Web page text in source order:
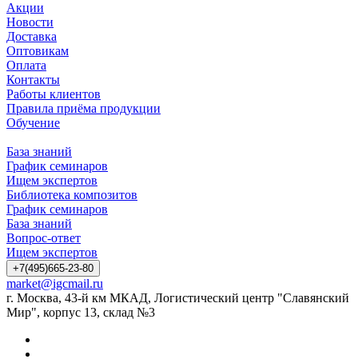
Акции
Новости
Доставка
Оптовикам
Оплата
Контакты
Работы клиентов
Правила приёма продукции
Обучение
База знаний
График семинаров
Ищем экспертов
Библиотека композитов
График семинаров
База знаний
Вопрос-ответ
Ищем экспертов
+7(495)665-23-80
market@igcmail.ru
г. Москва, 43-й км МКАД, Логистический центр "Славянский
Мир", корпус 13, склад №3